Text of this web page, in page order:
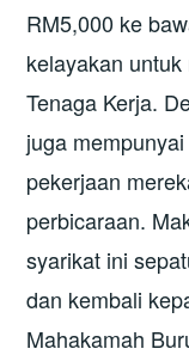
RM5,000 ke
kelayakan
Tenaga Kerja.
juga
pekerjaan
perbicaraan.
syarikat ini
dan kembali
Mahakamah